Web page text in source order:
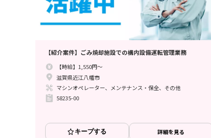
【紹介案件】ごみ焼却施設での構内設備運転管理業務
【時給】1,550円～
滋賀県近江八幡市
マシンオペレーター、メンテナンス・保全、その他
58235-00
キープする 詳細を見る